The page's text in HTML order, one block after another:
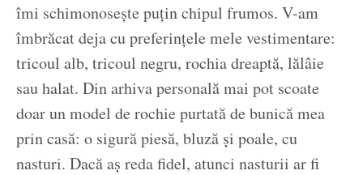
îmi schimonosește puțin chipul frumos. V-am
îmbrăcat deja cu preferințele mele vestimentare:
tricoul alb, tricoul negru, rochia dreaptă, lălâie
sau halat. Din arhiva personală mai pot scoate
doar un model de rochie purtată de bunică mea
prin casă: o sigură piesă, bluză și poale, cu
nasturi. Dacă aș reda fidel, atunci nasturii ar fi